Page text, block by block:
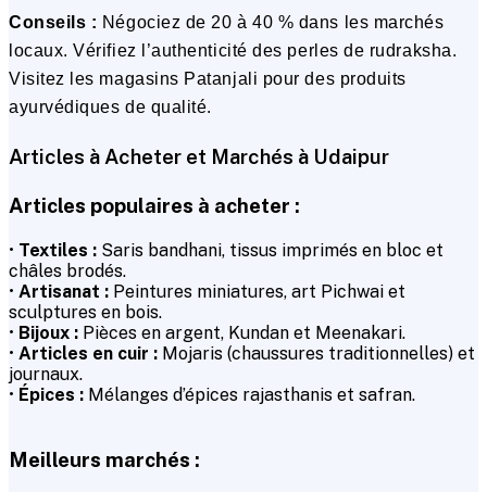
Conseils : Négociez de 20 à 40 % dans les marchés
locaux. Vérifiez l’authenticité des perles de rudraksha.
Visitez les magasins Patanjali pour des produits
ayurvédiques de qualité.
Articles à Acheter et Marchés à Udaipur
Articles populaires à acheter :
• Textiles : Saris bandhani, tissus imprimés en bloc et
châles brodés.
• Artisanat : Peintures miniatures, art Pichwai et
sculptures en bois.
• Bijoux : Pièces en argent, Kundan et Meenakari.
• Articles en cuir : Mojaris (chaussures traditionnelles) et
journaux.
• Épices : Mélanges d’épices rajasthanis et safran.
Meilleurs marchés :